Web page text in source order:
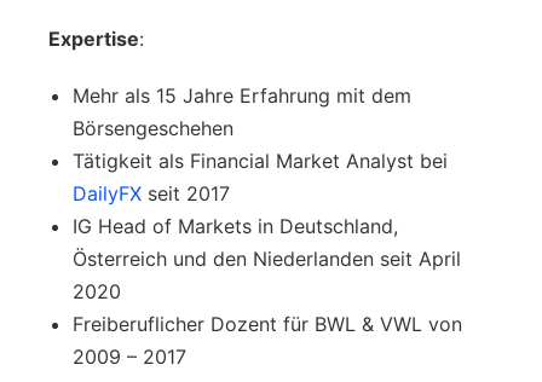
Expertise:
Mehr als 15 Jahre Erfahrung mit dem
Börsengeschehen
Tätigkeit als Financial Market Analyst bei
DailyFX seit 2017
IG Head of Markets in Deutschland,
Österreich und den Niederlanden seit April
2020
Freiberuflicher Dozent für BWL & VWL von
2009 – 2017